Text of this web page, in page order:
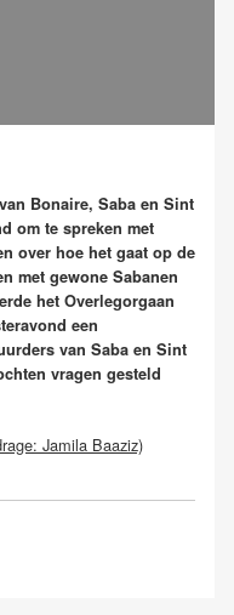
Bonaire, Saba en Sint
om te spreken met
over hoe het gaat op de
met gewone Sabanen
het Overlegorgaan
een
van Saba en Sint
vragen gesteld
Jamila Baaziz)